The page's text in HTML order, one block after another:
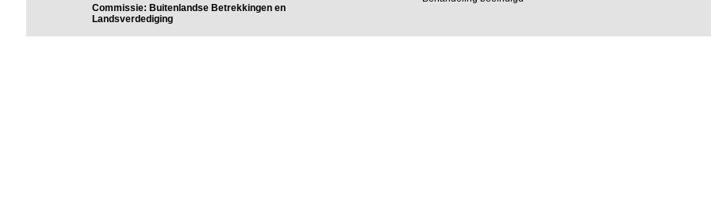
Commissie: Buitenlandse Betrekkingen en
Landsverdediging